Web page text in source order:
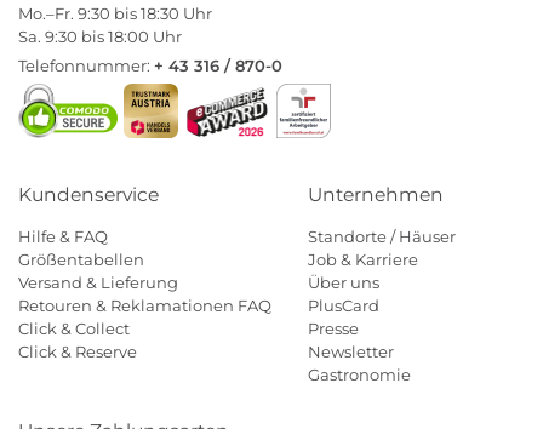
Mo.–Fr. 9:30 bis 18:30 Uhr
Sa. 9:30 bis 18:00 Uhr
Telefonnummer: + 43 316 / 870-0
Kundenservice
Hilfe & FAQ
Größentabellen
Versand & Lieferung
Retouren & Reklamationen FAQ
Click & Collect
Click & Reserve
Unternehmen
Standorte / Häuser
Job & Karriere
Über uns
PlusCard
Presse
Newsletter
Gastronomie